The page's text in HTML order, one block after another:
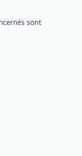
sont